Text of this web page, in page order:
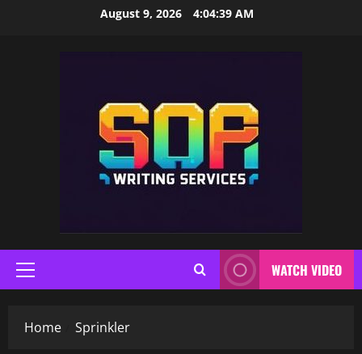
August 9, 2026 4:04:40 AM
Primary
Menu
WATCH VIDEO
Home Sprinkler